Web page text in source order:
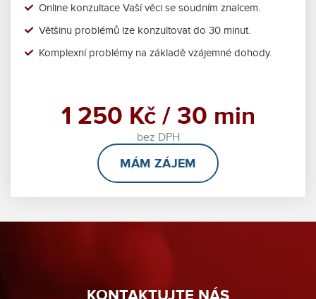
Online konzultace Vaší věci se soudním znalcem.
Většinu problémů lze konzultovat do 30 minut.
Komplexní problémy na základě vzájemné dohody.
1 250 Kč / 30 min
bez DPH
MÁM ZÁJEM